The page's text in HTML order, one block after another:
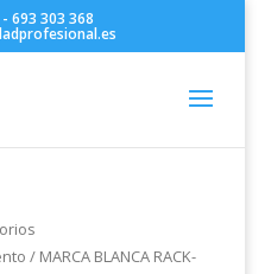
693 303 368
/ MARCA BLANCA RACK-